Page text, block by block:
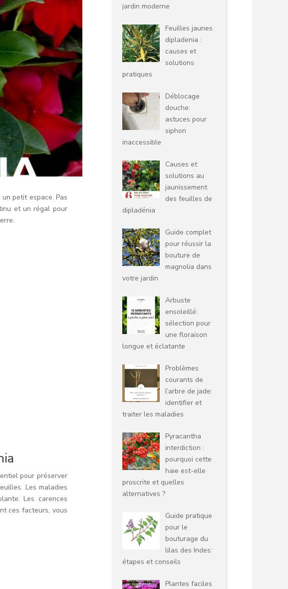
petit espace. Pas
et un régal pour
pour préserver
Les maladies
Les carences
ces facteurs, vous
jardin moderne
Feuilles jaunes
dipladenia :
causes et
solutions
pratiques
Déblocage
douche:
astuces pour
siphon
inaccessible
Causes et
solutions au
jaunissement
des feuilles de
dipladénia
Guide complet
pour réussir la
bouture de
magnolia dans
votre jardin
Arbuste
ensoleillé:
sélection pour
une floraison
longue et éclatante
Problèmes
courants de
l’arbre de jade:
identifier et
traiter les maladies
Pyracantha
interdiction :
pourquoi cette
haie est-elle
proscrite et quelles
alternatives ?
Guide pratique
pour le
bouturage du
lilas des Indes:
étapes et conseils
Plantes faciles